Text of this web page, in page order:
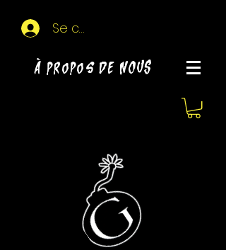
Se connecter
À propos de NOUS